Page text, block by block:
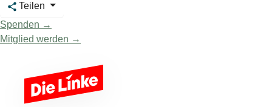
Teilen
Spenden →
Mitglied werden →